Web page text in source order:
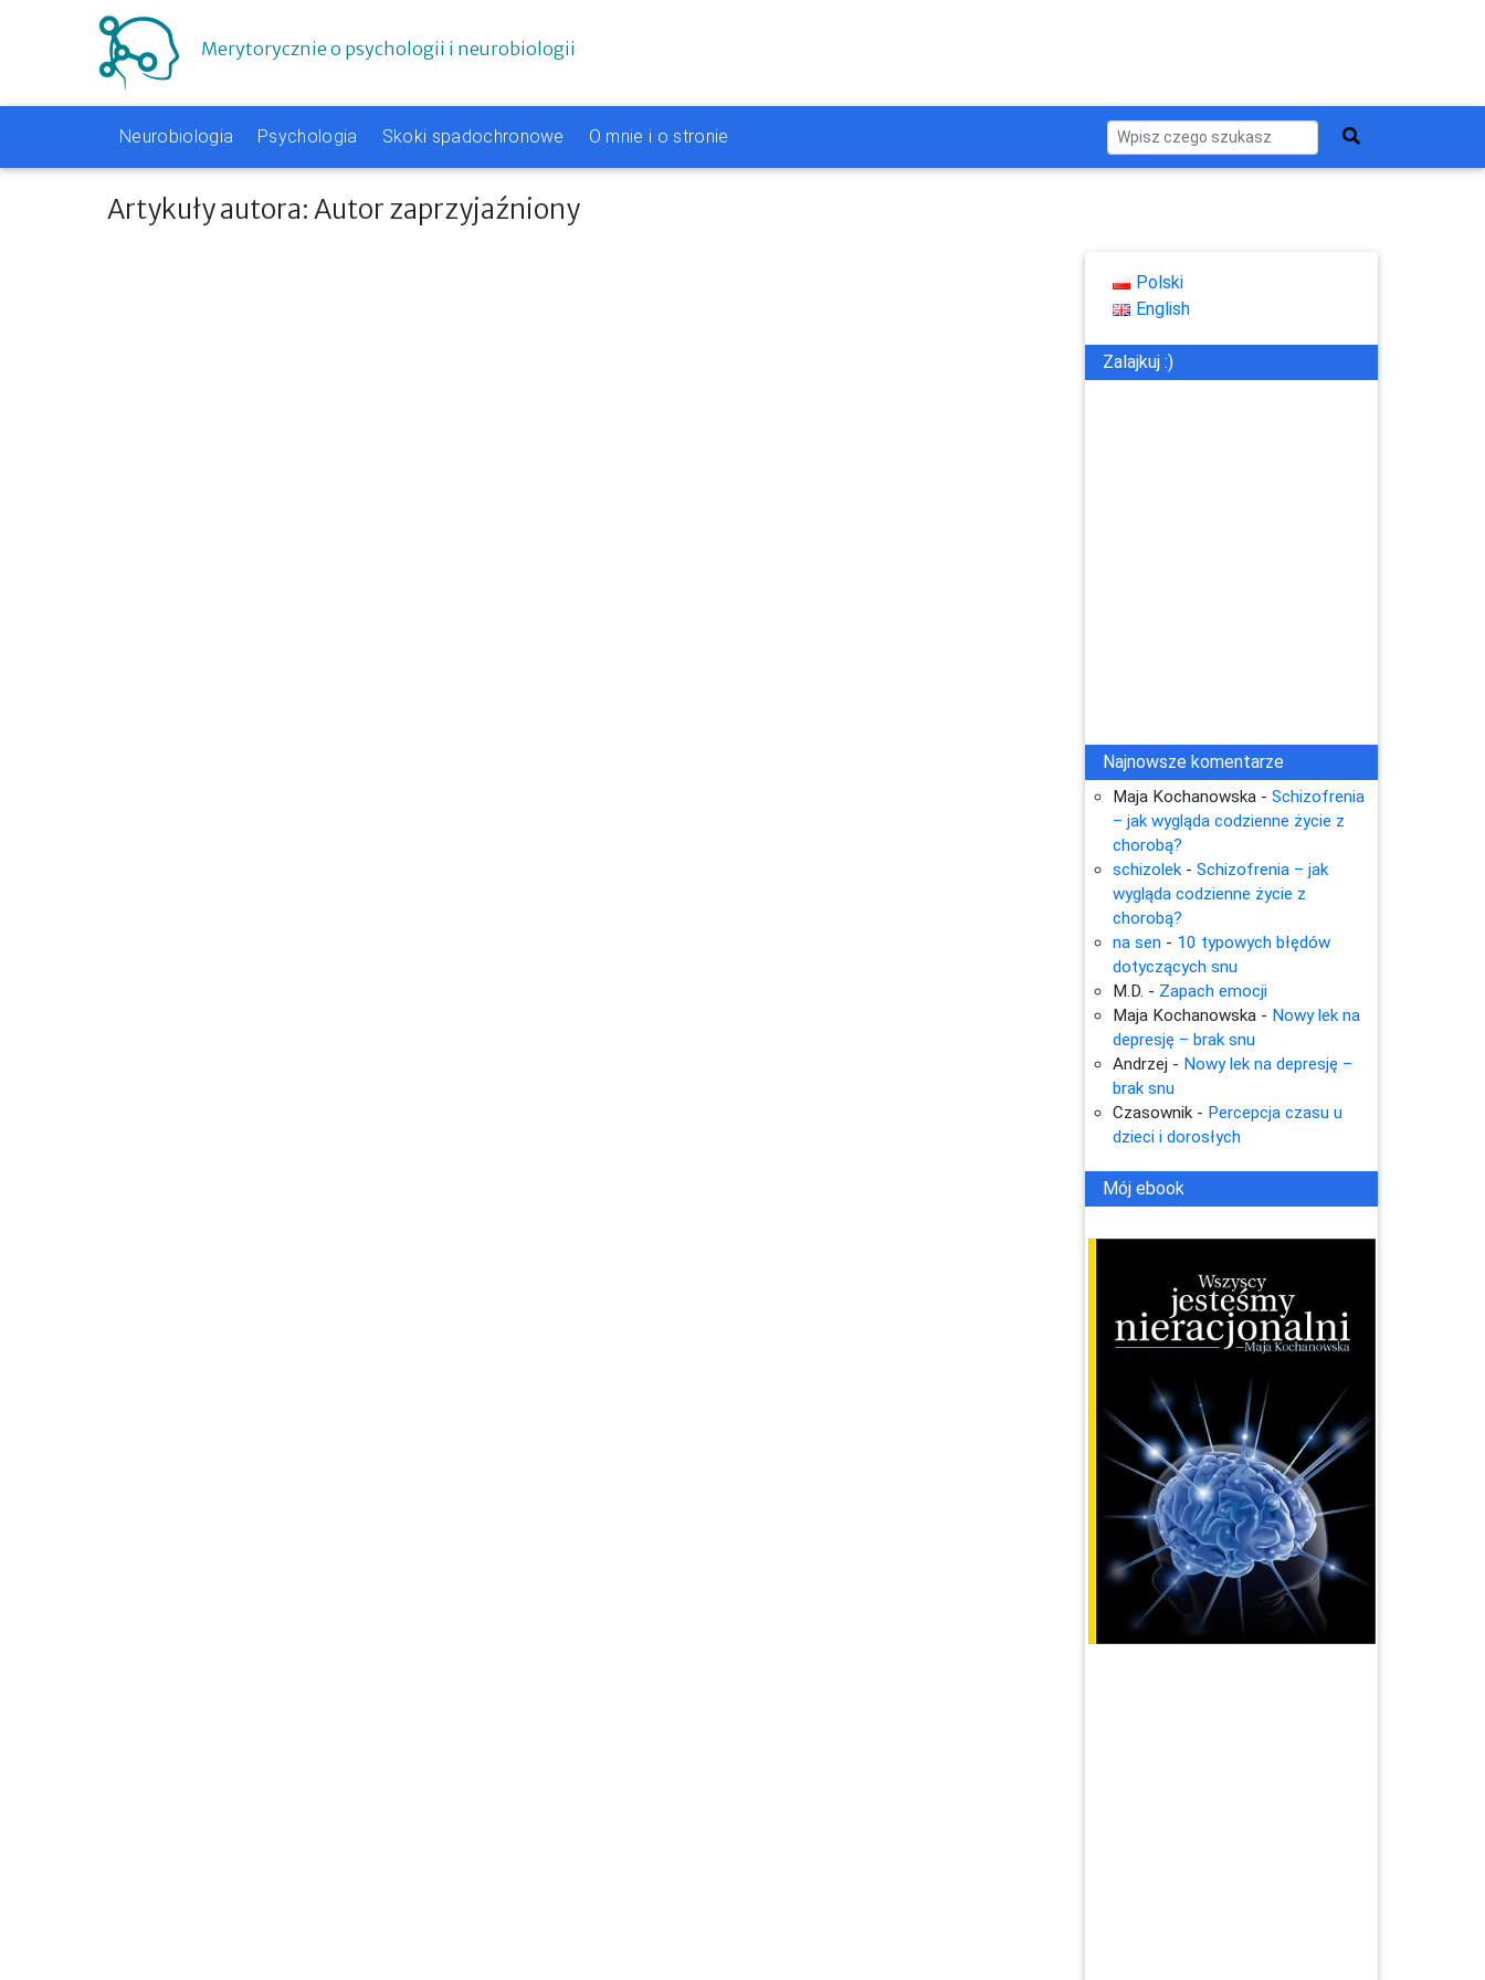
Merytorycznie o psychologii i neurobiologii
Neurobiologia Psychologia Skoki spadochronowe O mnie i o stronie
Artykuły autora: Autor zaprzyjaźniony
Polski
English
Zalajkuj :)
Najnowsze komentarze
Maja Kochanowska - Schizofrenia
– jak wygląda codzienne życie z
chorobą?
schizolek - Schizofrenia – jak
wygląda codzienne życie z
chorobą?
na sen - 10 typowych błędów
dotyczących snu
M.D. - Zapach emocji
Maja Kochanowska - Nowy lek na
depresję – brak snu
Andrzej - Nowy lek na depresję –
brak snu
Czasownik - Percepcja czasu u
dzieci i dorosłych
Mój ebook